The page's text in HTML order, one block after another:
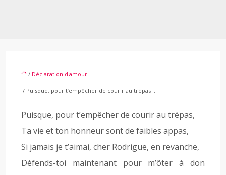
/ Déclaration d'amour
/ Puisque, pour t’empêcher de courir au trépas …
Puisque, pour t’empêcher de courir au trépas,
Ta vie et ton honneur sont de faibles appas,
Si jamais je t’aimai, cher Rodrigue, en revanche,
Défends-toi maintenant pour m’ôter à don